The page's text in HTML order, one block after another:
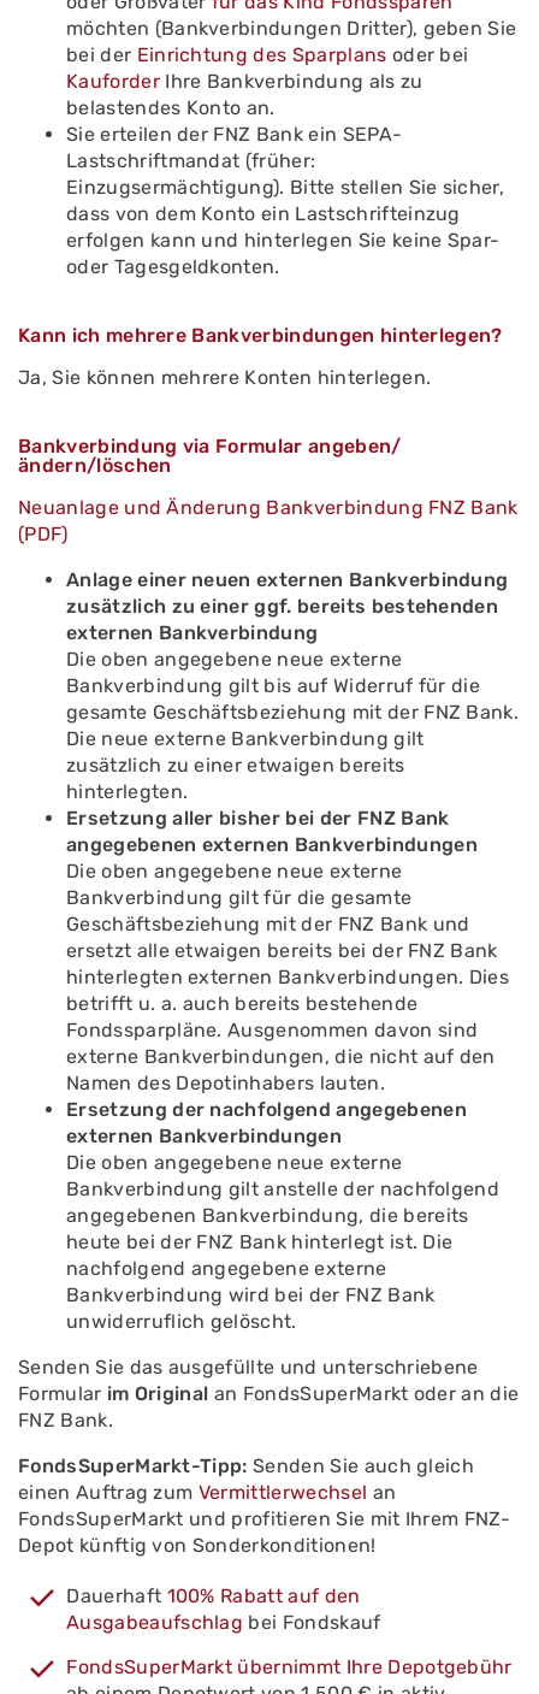
möchten (Bankverbindungen Dritter), geben Sie
bei der Einrichtung des Sparplans oder bei
KauforderIhre Bankverbindung als zu
belastendes Konto an.
Sie erteilen der FNZ Bank ein SEPA-
Lastschriftmandat (früher:
Einzugsermächtigung). Bitte stellen Sie sicher,
dass von dem Konto ein Lastschrifteinzug
erfolgen kann und hinterlegen Sie keine Spar-
oder Tagesgeldkonten.
Kann ich mehrere Bankverbindungen hinterlegen?
Ja, Sie können mehrere Konten hinterlegen.
Bankverbindung via Formular angeben/
ändern/löschen
Neuanlage und Änderung Bankverbindung FNZ Bank
(PDF)
Anlage einer neuen externen Bankverbindung
zusätzlich zu einer ggf. bereits bestehenden
externen Bankverbindung
Die oben angegebene neue externe
Bankverbindung gilt bis auf Widerruf für die
gesamte Geschäftsbeziehung mit der FNZ Bank.
Die neue externe Bankverbindung gilt
zusätzlich zu einer etwaigen bereits
hinterlegten.
Ersetzung aller bisher bei der FNZ Bank
angegebenen externen Bankverbindungen
Die oben angegebene neue externe
Bankverbindung gilt für die gesamte
Geschäftsbeziehung mit der FNZ Bank und
ersetzt alle etwaigen bereits bei der FNZ Bank
hinterlegten externen Bankverbindungen. Dies
betrifft u. a. auch bereits bestehende
Fondssparpläne. Ausgenommen davon sind
externe Bankverbindungen, die nicht auf den
Namen des Depotinhabers lauten.
Ersetzung der nachfolgend angegebenen
externen Bankverbindungen
Die oben angegebene neue externe
Bankverbindung gilt anstelle der nachfolgend
angegebenen Bankverbindung, die bereits
heute bei der FNZ Bank hinterlegt ist. Die
nachfolgend angegebene externe
Bankverbindung wird bei der FNZ Bank
unwiderruflich gelöscht.
Senden Sie das ausgefüllte und unterschriebene
Formular im Original an FondsSuperMarkt oder an die
FNZ Bank.
FondsSuperMarkt-Tipp: Senden Sie auch gleich
einen Auftrag zum Vermittlerwechsel an
FondsSuperMarkt und profitieren Sie mit Ihrem FNZ-
Depot künftig von Sonderkonditionen!
Dauerhaft 100% Rabatt auf den
Ausgabeaufschlag bei Fondskauf
FondsSuperMarkt übernimmt Ihre Depotgebühr